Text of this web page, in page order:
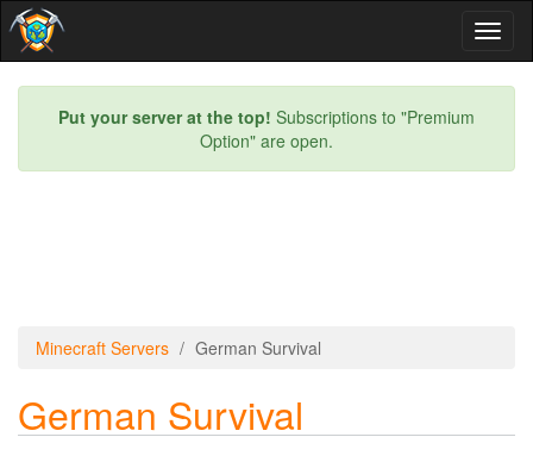
Put your server at the top! Subscriptions to "Premium
Option" are open.
Minecraft Servers German Survival
German Survival